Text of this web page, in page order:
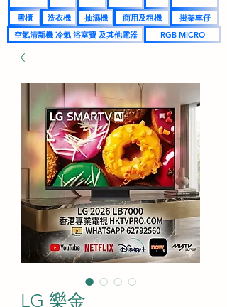
雪櫃 洗衣機 抽濕機 商用及租機
掛架車仔
空氣清新機 冷氣 浴室寶 及其他電器
RGB MICRO
LG 樂金